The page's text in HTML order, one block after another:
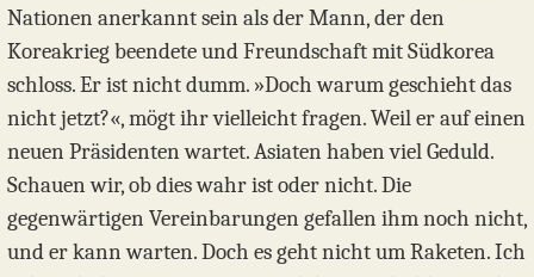
Nationen anerkannt sein als der Mann, der den
Koreakrieg beendete und Freundschaft mit Südkorea
schloss. Er ist nicht dumm. »Doch warum geschieht das
nicht jetzt?«, mögt ihr vielleicht fragen. Weil er auf einen
neuen Präsidenten wartet. Asiaten haben viel Geduld.
Schauen wir, ob dies wahr ist oder nicht. Die
gegenwärtigen Vereinbarungen gefallen ihm noch nicht,
und er kann warten. Doch es geht nicht um Raketen. Ich